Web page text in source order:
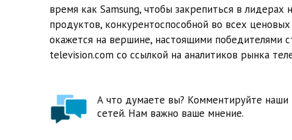
время как Samsung, чтобы закрепиться в
продуктов, конкурентоспособной во всех
окажется на вершине, настоящими победителями
television.com со ссылкой на аналитиков рынка
А что думаете вы? Комментируйте наши
сетей. Нам важно ваше мнение.